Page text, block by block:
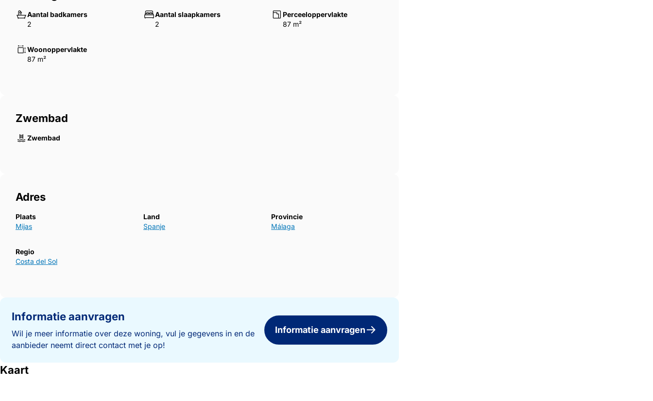
Aantal badkamers
2
Aantal slaapkamers
2
Perceeloppervlakte
87 m²
Woonoppervlakte
87 m²
Zwembad
Zwembad
Adres
Plaats
Mijas
Land
Spanje
Provincie
Málaga
Regio
Costa del Sol
Informatie aanvragen
Wil je meer informatie over deze woning, vul je gegevens in en de
aanbieder neemt direct contact met je op!
Informatie aanvragen
Kaart